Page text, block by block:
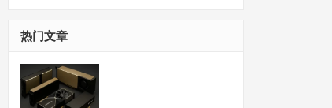
热门文章